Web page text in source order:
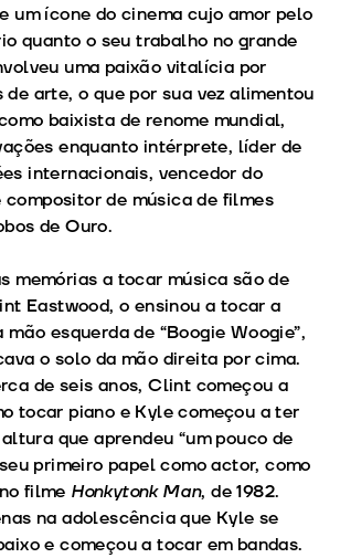
um ícone do cinema cujo amor pelo
quanto o seu trabalho no grande
uma paixão vitalícia por
de arte, o que por sua vez alimentou
baixista de renome mundial,
enquanto intérprete, líder de
internacionais, vencedor do
compositor de música de filmes
de Ouro.
memórias a tocar música são de
Eastwood, o ensinou a tocar a
esquerda de “Boogie Woogie”,
o solo da mão direita por cima.
de seis anos, Clint começou a
tocar piano e Kyle começou a ter
que aprendeu “um pouco de
primeiro papel como actor, como
filme Honkytonk Man, de 1982.
na adolescência que Kyle se
e começou a tocar em bandas.